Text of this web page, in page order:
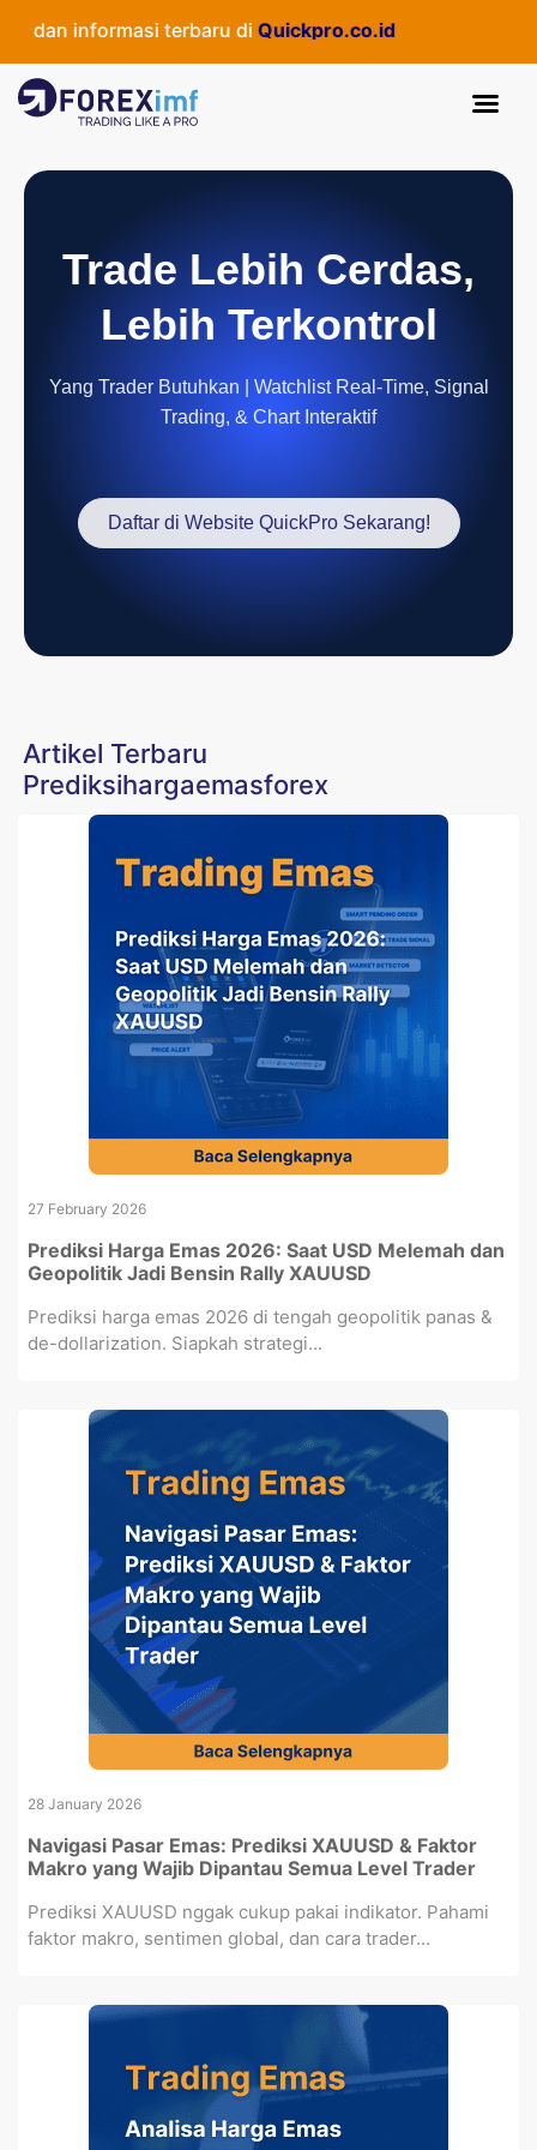
informasi terbaru di Quickpro.co.id
Trade Lebih Cerdas,
Lebih Terkontrol
Yang Trader Butuhkan | Watchlist Real-Time, Signal
Trading, & Chart Interaktif
Daftar di Website QuickPro Sekarang!
Artikel Terbaru
Prediksihargaemasforex
27 February 2026
Prediksi Harga Emas 2026: Saat USD Melemah dan
Geopolitik Jadi Bensin Rally XAUUSD
Prediksi harga emas 2026 di tengah geopolitik panas &
de-dollarization. Siapkah strategi...
28 January 2026
Navigasi Pasar Emas: Prediksi XAUUSD & Faktor
Makro yang Wajib Dipantau Semua Level Trader
Prediksi XAUUSD nggak cukup pakai indikator. Pahami
faktor makro, sentimen global, dan cara trader...